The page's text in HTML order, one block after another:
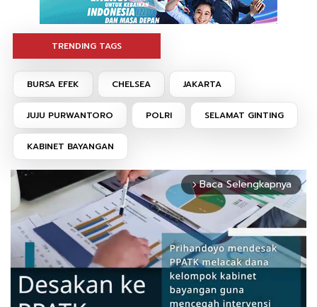
TRENDING TAGS
BURSA EFEK CHELSEA JAKARTA
JUJU PURWANTORO POLRI SELAMAT GINTING
KABINET BAYANGAN
arrow_forward_ios Baca Selengkapnya